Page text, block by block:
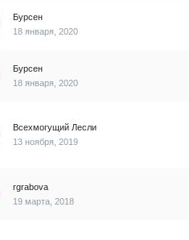
Бурсен
18 января, 2020
Бурсен
18 января, 2020
Всехмогущий Лесли
13 ноября, 2019
rgrabova
19 марта, 2018